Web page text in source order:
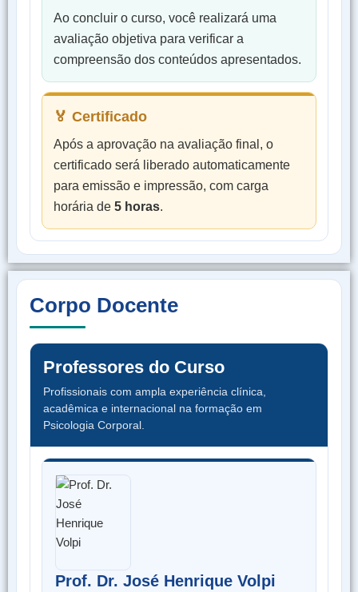
Ao concluir o curso, você realizará uma
avaliação objetiva para verificar a
compreensão dos conteúdos apresentados.
🏅 Certificado
Após a aprovação na avaliação final, o
certificado será liberado automaticamente
para emissão e impressão, com carga
horária de 5 horas.
Corpo Docente
Professores do Curso
Profissionais com ampla experiência clínica,
acadêmica e internacional na formação em
Psicologia Corporal.
Prof. Dr. José Henrique Volpi